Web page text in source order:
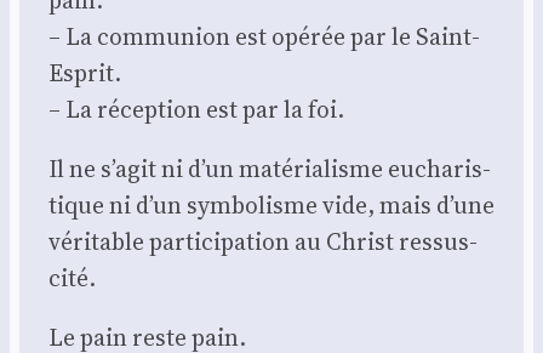
– La com­mu­nion est opé­rée par le Saint-
Esprit.
– La récep­tion est par la foi.
Il ne s’agit ni d’un maté­ria­lisme eucha­ris­
tique ni d’un sym­bo­lisme vide, mais d’une
véri­table par­ti­ci­pa­tion au Christ res­sus­
ci­té.
Le pain reste pain.